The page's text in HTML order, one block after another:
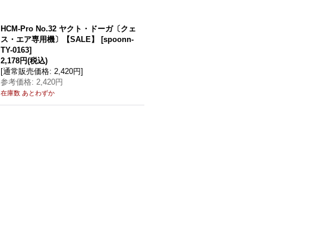
HCM-Pro No.32 ヤクト・ドーガ〔クェ
ス・エア専用機〕【SALE】
[spoonn-
TY-0163]
2,178円(税込)
[通常販売価格: 2,420円]
参考価格: 2,420円
在庫数 あとわずか